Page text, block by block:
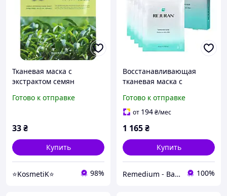
Тканевая маска с
экстрактом семян
Visible Difference Mask
Готово к отправке
33₴
Купить
⭐KosmetiK⭐ 98%
Восстанавливающая
тканевая маска с
REJURAN Turnover Mask
(Healing Mask) 40 мл 5 шт
Готово к отправке
от 194₴/мес
1 165₴
Купить
Remedium - Ваше здоровье и красота! 100%